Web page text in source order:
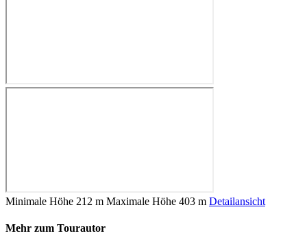
Minimale Höhe 212 m Maximale Höhe 403 m Detailansicht
Mehr zum Tourautor